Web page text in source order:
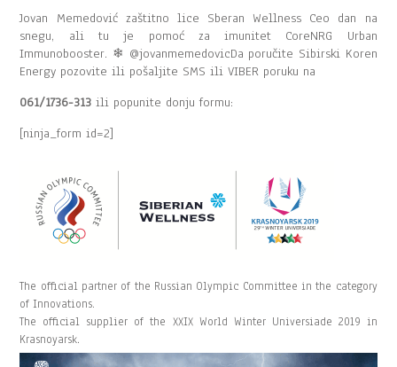
Jovan Memedović zaštitno lice Sberan Wellness Ceo dan na
snegu, ali tu je pomoć za imunitet CoreNRG Urban
Immunobooster. ❄ @jovanmemedovicDa poručite Sibirski Koren
Energy pozovite ili pošaljite SMS ili VIBER poruku na
061/1736-313 ili popunite donju formu:
[ninja_form id=2]
The official partner of the Russian Olympic Committee in the category
of Innovations.
The official supplier of the XXIX World Winter Universiade 2019 in
Krasnoyarsk.